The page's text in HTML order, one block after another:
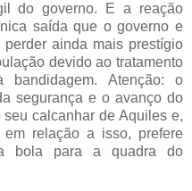
do governo. E a reação
saída que o governo e
ainda mais prestígio
devido ao tratamento
Atenção: o
segurança e o avanço do
calcanhar de Aquiles e,
relação a isso, prefere
bola para a quadra do